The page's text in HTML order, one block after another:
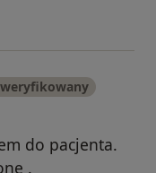
do pacjenta.
.